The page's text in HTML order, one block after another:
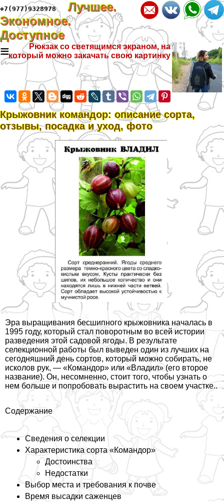
+7(977)9328978
Лучшее.
Экономное.
Доступное
≡
Рюкзак со светящимся экраном, на
который можно закачать свою картинку
Крыжовник комaндор: описание сорта,
отзывы, посадка и уход, фото
Эра выращивания бесшипного крыжовника началась в
1995 году, который стал поворотным во всей истории
разведения этой садовой ягоды. В результате
селекционной работы был выведен один из лучших на
сегодняшний день сортов, который можно собирать, не
исколов рук, — «Комaндор» или «Владил» (его второе
название). Он, несомненно, стоит того, чтобы узнать о
нем больше и попробовать вырастить на своем участке..
Содержание
Сведения о селекции
Хаpaктеристика сорта «Комaндор»
Достоинства
Недостатки
Выбор места и требования к почве
Время высадки саженцев